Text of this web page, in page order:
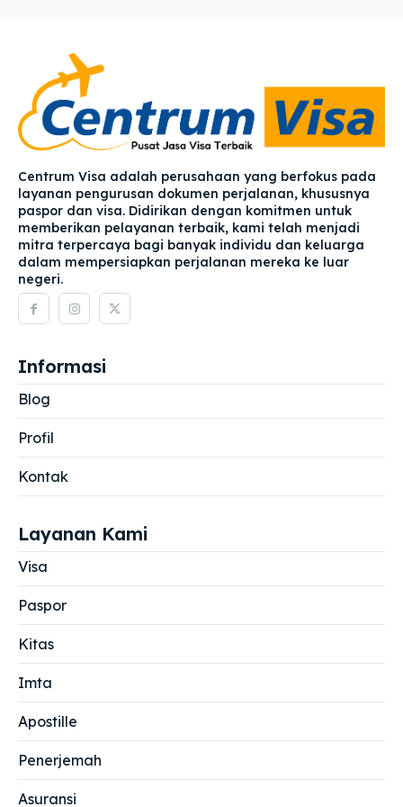
Centrum Visa adalah perusahaan yang berfokus pada
layanan pengurusan dokumen perjalanan, khususnya
paspor dan visa. Didirikan dengan komitmen untuk
memberikan pelayanan terbaik, kami telah menjadi
mitra terpercaya bagi banyak individu dan keluarga
dalam mempersiapkan perjalanan mereka ke luar
negeri.
Informasi
Blog
Profil
Kontak
Layanan Kami
Visa
Paspor
Kitas
Imta
Apostille
Penerjemah
Asuransi